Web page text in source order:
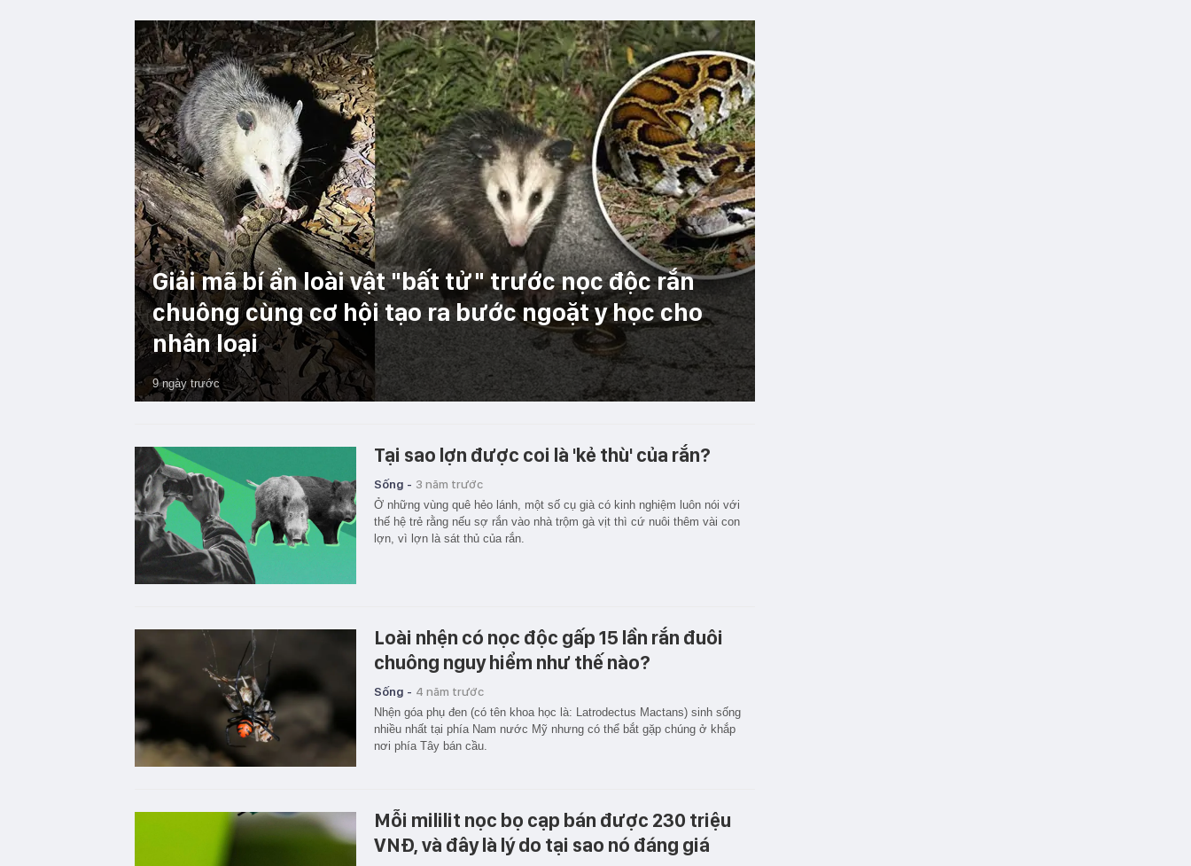
Giải mã bí ẩn loài vật "bất tử" trước nọc độc rắn
chuông cùng cơ hội tạo ra bước ngoặt y học cho
nhân loại
9 ngày trước
Tại sao lợn được coi là 'kẻ thù' của rắn?
Sống - 3 năm trước
Ở những vùng quê hẻo lánh, một số cụ già có kinh nghiệm luôn nói với
thế hệ trẻ rằng nếu sợ rắn vào nhà trộm gà vịt thì cứ nuôi thêm vài con
lợn, vì lợn là sát thủ của rắn.
Loài nhện có nọc độc gấp 15 lần rắn đuôi
chuông nguy hiểm như thế nào?
Sống - 4 năm trước
Nhện góa phụ đen (có tên khoa học là: Latrodectus Mactans) sinh sống
nhiều nhất tại phía Nam nước Mỹ nhưng có thể bắt gặp chúng ở khắp
nơi phía Tây bán cầu.
Mỗi mililit nọc bọ cạp bán được 230 triệu
VNĐ, và đây là lý do tại sao nó đáng giá